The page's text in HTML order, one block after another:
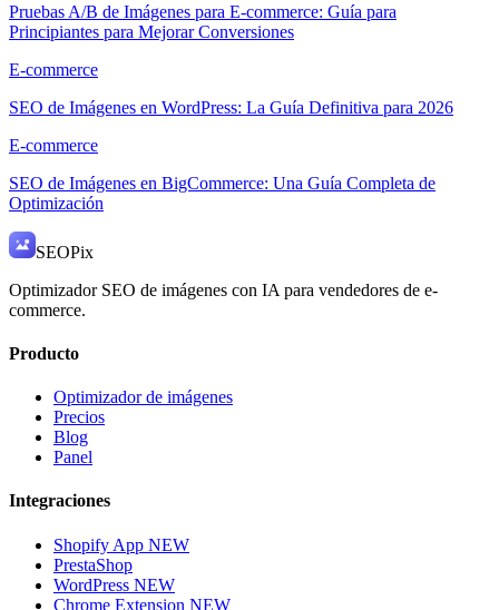
Pruebas A/B de Imágenes para E-commerce: Guía para
Principiantes para Mejorar Conversiones
E-commerce
SEO de Imágenes en WordPress: La Guía Definitiva para 2026
E-commerce
SEO de Imágenes en BigCommerce: Una Guía Completa de
Optimización
SEOPix
Optimizador SEO de imágenes con IA para vendedores de e-
commerce.
Producto
Optimizador de imágenes
Precios
Blog
Panel
Integraciones
Shopify App NEW
PrestaShop
WordPress NEW
Chrome Extension NEW